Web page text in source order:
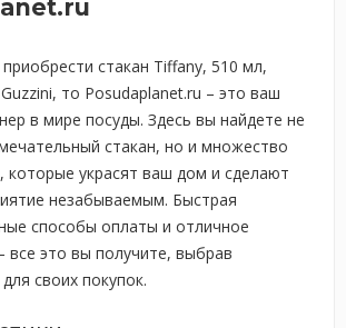
стакан Tiffany, 510 мл,
то Posudaplanet.ru – это ваш
в мире посуды. Здесь вы найдете не
стакан, но и множество
которые украсят ваш дом и сделают
незабываемым. Быстрая
способы оплаты и отличное
все это вы получите, выбрав
своих покупок.